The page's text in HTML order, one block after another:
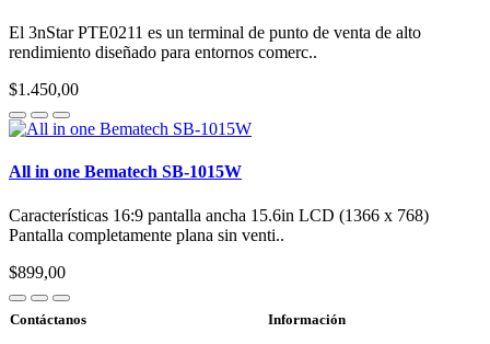
El 3nStar PTE0211 es un terminal de punto de venta de alto
rendimiento diseñado para entornos comerc..
$1.450,00
All in one Bematech SB-1015W
Características 16:9 pantalla ancha 15.6in LCD (1366 x 768)
Pantalla completamente plana sin venti..
$899,00
Contáctanos Información